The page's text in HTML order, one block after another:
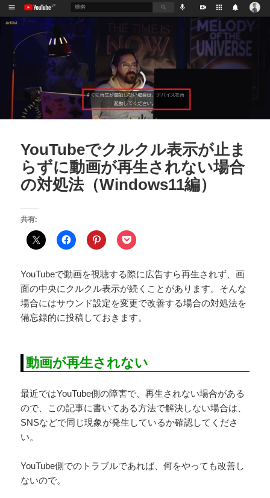
YouTubeでクルクル表示が止ま
らずに動画が再生されない場合
の対処法（Windows11編）
共有:
YouTubeで動画を視聴する際に広告すら再生されず、画
面の中央にクルクル表示が続くことがあります。そんな
場合にはサウンド設定を変更で改善する場合の対処法を
備忘録的に投稿しておきます。
動画が再生されない
最近ではYouTube側の障害で、再生されない場合がある
ので、この記事に書いてある方法で解決しない場合は、
SNSなどで同じ現象が発生しているか確認してくださ
い。
YouTube側でのトラブルであれば、何をやっても改善し
ないので。